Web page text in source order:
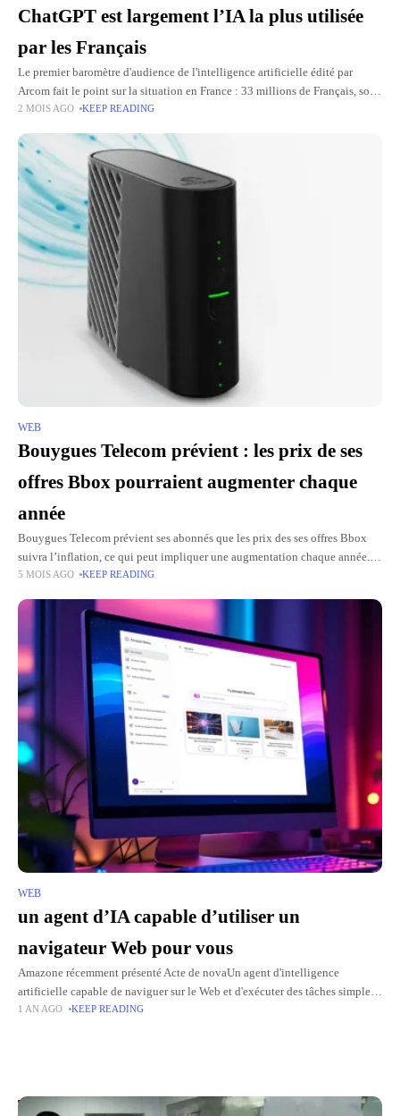
ChatGPT est largement l’IA la plus utilisée
par les Français
Le premier baromètre d'audience de l'intelligence artificielle édité par
Arcom fait le point sur la situation en France : 33 millions de Français, soit
plus de la moitié de la
2 MOIS AGO KEEP READING
WEB
Bouygues Telecom prévient : les prix de ses
offres Bbox pourraient augmenter chaque
année
Bouygues Telecom prévient ses abonnés que les prix des ses offres Bbox
suivra l’inflation, ce qui peut impliquer une augmentation chaque année.
Ce sera une réalité à partir de 2027.
5 MOIS AGO KEEP READING
WEB
un agent d’IA capable d’utiliser un
navigateur Web pour vous
Amazone récemment présenté Acte de novaUn agent d'intelligence
artificielle capable de naviguer sur le Web et d'exécuter des tâches simples
indépendamment. Une avancée majeure pour le géant américain, qui a
1 AN AGO KEEP READING
Top Picks for You